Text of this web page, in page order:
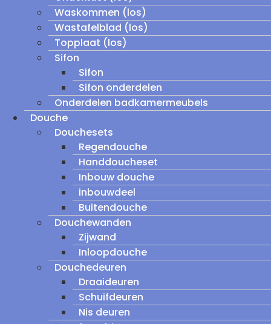
Waskommen (los)
Wastafelblad (los)
Topplaat (los)
Sifon
Sifon
Sifon onderdelen
Onderdelen badkamermeubels
Douche
Douchesets
Regendouche
Handdoucheset
Inbouw douche
inbouwdeel
Buitendouche
Douchewanden
Zijwand
Inloopdouche
Douchedeuren
Draaideuren
Schuifdeuren
Nis deuren